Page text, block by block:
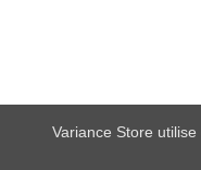
Variance Store